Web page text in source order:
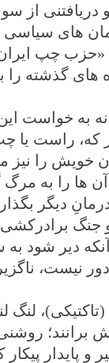
از
های
«حزب چپ
های گذشته را
به خواست
راست یا
خویش را
را به مرگ
دیگر
برادرکشی
دیر شود به
نیست،
لنگ‌
برانند؛
پیکار